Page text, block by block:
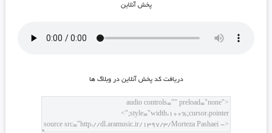
پخش آنلاين
دريافت کد پخش آنلاين در وبلاگ ها